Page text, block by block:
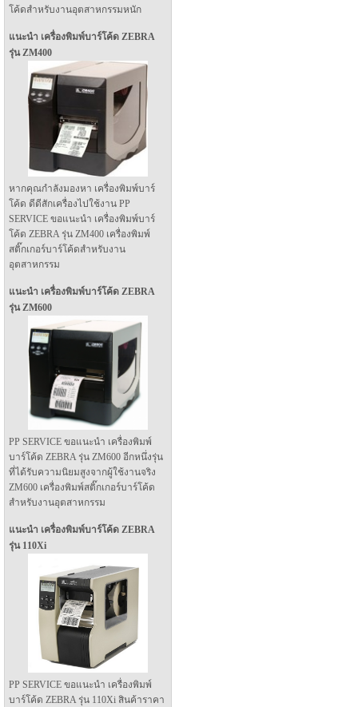
โค้ดสำหรับงานอุตสาหกรรมหนัก
แนะนำ เครื่องพิมพ์บาร์โค้ด ZEBRA
รุ่น ZM400
หากคุณกำลังมองหา เครื่องพิมพ์บาร์
โค้ด ดีดีสักเครื่องไปใช้งาน PP
SERVICE ขอแนะนำ เครื่องพิมพ์บาร์
โค้ด ZEBRA รุ่น ZM400 เครื่องพิมพ์
สติ๊กเกอร์บาร์โค้ดสำหรับงาน
อุตสาหกรรม
แนะนำ เครื่องพิมพ์บาร์โค้ด ZEBRA
รุ่น ZM600
PP SERVICE ขอแนะนำ เครื่องพิมพ์
บาร์โค้ด ZEBRA รุ่น ZM600 อีกหนึ่งรุ่น
ที่ได้รับความนิยมสูงจากผู้ใช้งานจริง
ZM600 เครื่องพิมพ์สติ๊กเกอร์บาร์โค้ด
สำหรับงานอุตสาหกรรม
แนะนำ เครื่องพิมพ์บาร์โค้ด ZEBRA
รุ่น 110Xi
PP SERVICE ขอแนะนำ เครื่องพิมพ์
บาร์โค้ด ZEBRA รุ่น 110Xi สินค้าราคา